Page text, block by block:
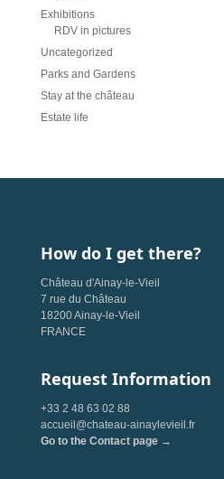
Exhibitions
RDV in pictures
Uncategorized
Parks and Gardens
Stay at the château
Estate life
How do I get there?
Château d'Ainay-le-Vieil
7 rue du Château
18200 Ainay-le-Vieil
FRANCE
Request Information
+33 2 48 63 02 88
accueil@chateau-ainaylevieil.fr
Go to the Contact page →